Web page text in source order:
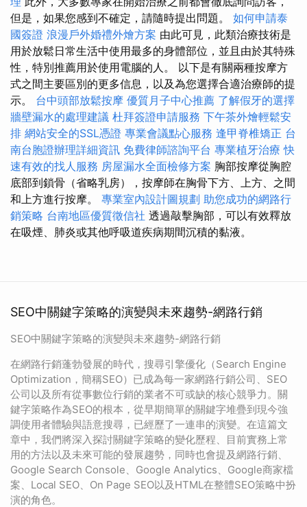
但是，如果您感到不確定，請隨時提出問題。 如何申請泰
國簽證 浪漫戶外婚禮外燴方案 由此可見，此類治療技術是
用於放鬆日常生活中使用最多的身體部位，並且由於其特殊
性，特別推薦用於使用電腦的人。 以下是有關兩種按摩方
式之間主要區別的更多信息，以及為您選擇合適治療師的提
示。 台中頭部放鬆按摩 優質月子中心推薦 了解假牙的選擇
牆壁漏水的處理建議 杜拜簽證申請服務 下午茶外燴輕鬆安
排 網站安全的SSL憑證 專業會議點心服務 逢甲脊椎矯正 台
南台胞證辦理詳細資訊 免費律師諮詢平台 專業植牙治療 快
速有效的找人服務 房屋漏水全面檢修方案 胸部按摩從胸腔
底部到鎖骨（省略乳房），按摩師在胸骨下方、上方、之間
和上方進行按摩。 專業室內設計圖規劃 助您成功的網路行
銷策略 台南地區優質徵信社 透過敲擊胸部，可以有效釋放
在吸煙、肺炎或其他呼吸道疾病期間沉積的黏液。
SEO中關鍵字策略的演變與未來趨勢-網路行銷
SEO中關鍵字策略的演變與未來趨勢-網路行銷
在網路行銷蓬勃發展的時代，搜尋引擎優化（Search Engine
Optimization，簡稱SEO）已成為每一家網路行銷公司、SEO
公司以及所有從事數位行銷的業者不可或缺的核心競爭力。關
鍵字策略作為SEO的根本，從早期簡單的關鍵字堆疊到現今強
調使用者體驗與語意搜尋，已經歷了一連串的演變。在這篇文
章中，我們將深入探討關鍵字策略的變化歷程、目前實務上常
用的方法以及未來可能的發展趨勢，同時也會提及網路行銷、
Google Search Console、Google Analytics、Google商家檔
案、Local SEO、On Page SEO以及HTML在整體SEO策略中扮
演的角色。